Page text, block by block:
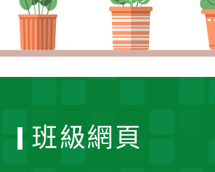
班級網頁